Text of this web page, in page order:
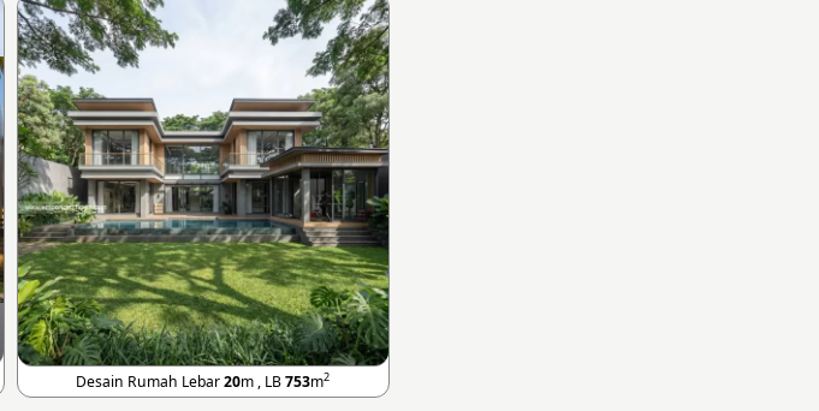
Desain Rumah Lebar20m , LB753m2